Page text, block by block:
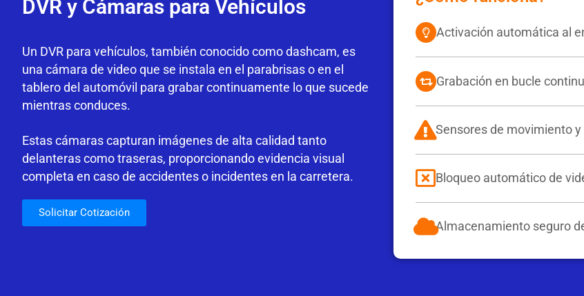
DVR y Cámaras para Vehículos
Un DVR para vehículos, también conocido como dashcam, es
una cámara de video que se instala en el parabrisas o en el
tablero del automóvil para grabar continuamente lo que sucede
mientras conduces.
Estas cámaras capturan imágenes de alta calidad tanto
delanteras como traseras, proporcionando evidencia visual
completa en caso de accidentes o incidentes en la carretera.
Solicitar Cotización
Activación automática al
Grabación en bucle
Sensores de movimiento
Bloqueo automático de
Almacenamiento seguro